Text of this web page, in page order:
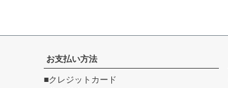
お支払い方法
■クレジットカード